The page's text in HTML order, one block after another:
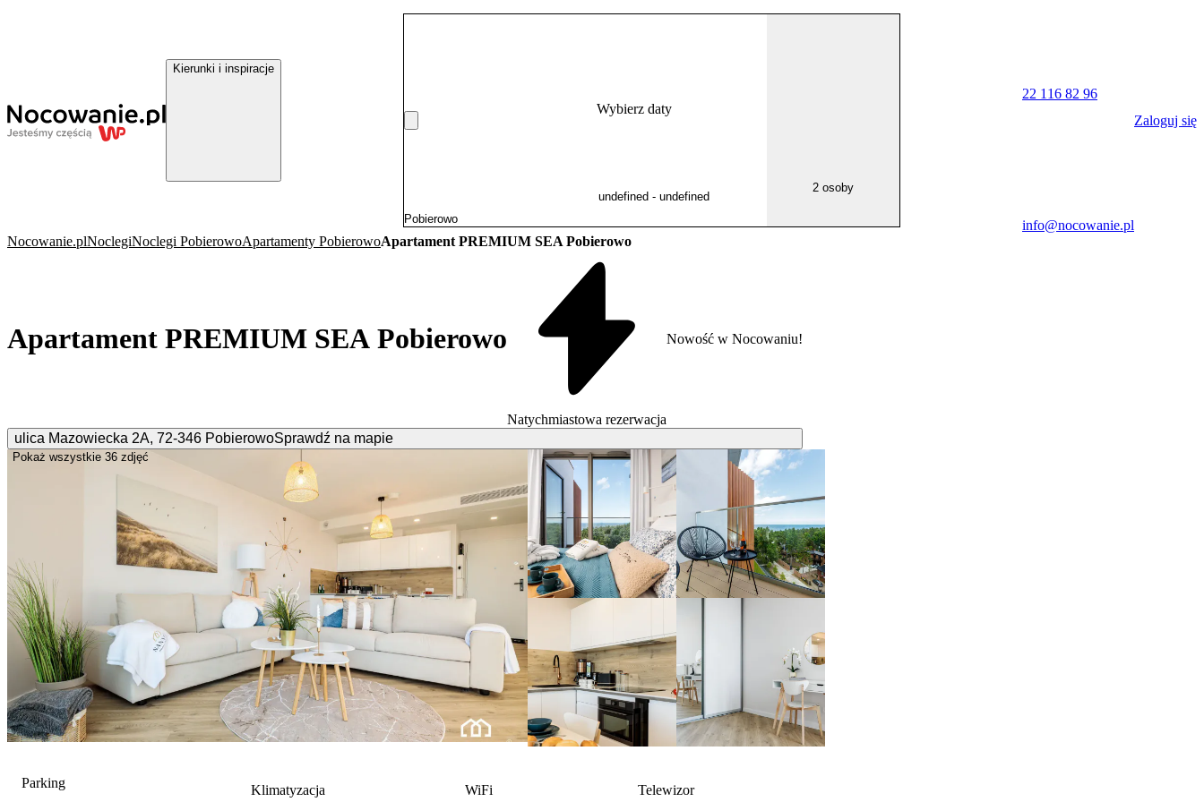
Kierunki i inspiracje
Wybierz daty
2 osoby
22 116 82 96
info@nocowanie.pl
Zaloguj się
Nocowanie.plNoclegiNoclegi PobierowoApartamenty PobierowoApartament PREMIUM SEA Pobierowo
Apartament PREMIUM SEA Pobierowo
Natychmiastowa rezerwacja
Nowość w Nocowaniu!
ulica Mazowiecka 2A, 72-346 PobierowoSprawdź na mapie
Pokaż wszystkie 36 zdjęć
Parking
Klimatyzacja WiFi Telewizor